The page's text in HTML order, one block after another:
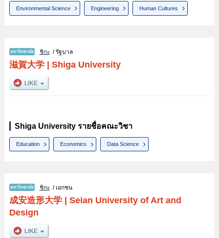
Environmental Science Engineering Human Cultures
ชิกะ/ รัฐบาล
滋賀大学| Shiga University
Shiga University รายชื่อคณะวิชา
Education Economics Data Science
ชิกะ/ เอกชน
成安造形大学| Seian University of Art and
Design